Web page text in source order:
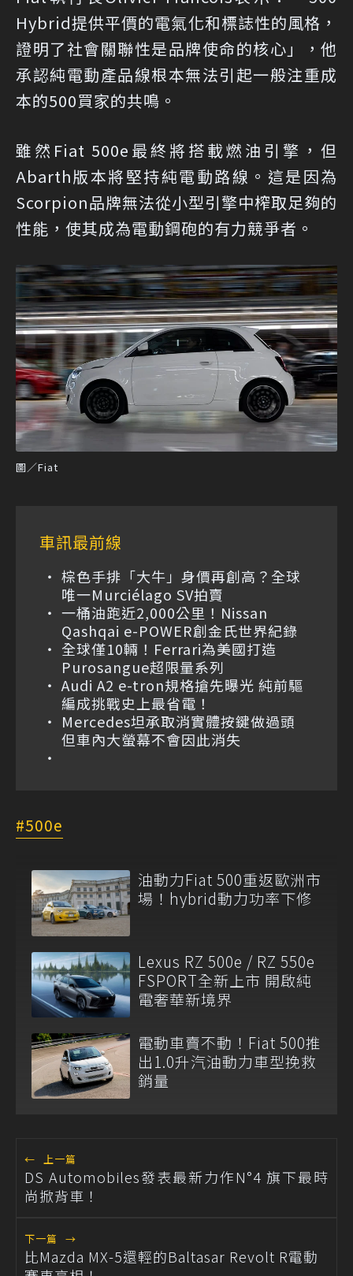
Hybrid提供平價的電氣化和標誌性的風格，
證明了社會關聯性是品牌使命的核心」，他
承認純電動產品線根本無法引起一般注重成
本的500買家的共鳴。
雖然Fiat 500e最終將搭載燃油引擎，但
Abarth版本將堅持純電動路線。這是因為
Scorpion品牌無法從小型引擎中榨取足夠的
性能，使其成為電動鋼砲的有力競爭者。
圖／Fiat
車訊最前線
棕色手排「大牛」身價再創高？全球
唯一Murciélago SV拍賣
一桶油跑近2,000公里！Nissan
Qashqai e-POWER創金氏世界紀錄
全球僅10輛！Ferrari為美國打造
Purosangue超限量系列
Audi A2 e-tron規格搶先曝光 純前驅
編成挑戰史上最省電！
Mercedes坦承取消實體按鍵做過頭
但車內大螢幕不會因此消失
500e
油動力Fiat 500重返歐洲市
場！hybrid動力功率下修
Lexus RZ 500e / RZ 550e
FSPORT全新上市 開啟純
電奢華新境界
電動車賣不動！Fiat 500推
出1.0升汽油動力車型挽救
銷量
← 上一篇
DS Automobiles發表最新力作N°4 旗下最時
尚掀背車！
下一篇 →
比Mazda MX-5還輕的Baltasar Revolt R電動